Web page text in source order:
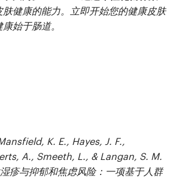
健康的能力。立即开始您的健康皮肤
始于肠道。
K. E., Hayes, J. F.,
A., Smeeth, L., & Langan, S. M.
疹与抑郁和焦虑风险：一项基于人群